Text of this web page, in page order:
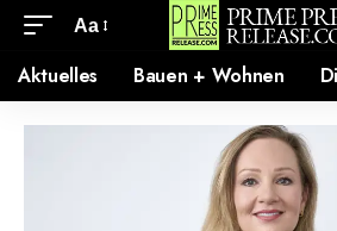
Aa
Aktuelles Bauen + Wohnen